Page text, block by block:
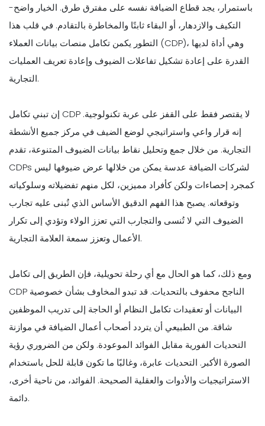
باستمرار، يجد قطاع الضيافة نفسه على مفترق طرق. الخيار واضح-
التكيف والازدهار، أو البقاء ثابتًا والمخاطرة بالتقادم. في قلب هذا
التطور يكمن تكامل منصات بيانات العملاء (CDP)، وهي أداة لديها
القدرة على إعادة تشكيل تفاعلات الضيوف وإعادة تعريف العمليات
التجارية.
إن تبني تكامل CDP لا يقتصر فقط على القفز على عربة تكنولوجية.
إنه قرار واعي واستراتيجي لوضع الضيف في مركز جميع الأنشطة
التجارية. من خلال جمع وتحليل نقاط بيانات الضيوف المتنوعة، تقدم
CDPs لشركات الضيافة عدسة يمكن من خلالها عرض ضيوفها ليس
كمجرد إحصاءات ولكن كأفراد مميزين، لكل منهم تفضيلاته وسلوكياته
وتوقعاته. يصبح هذا الفهم الدقيق الأساس الذي تُبنى عليه تجارب
الضيوف التي لا تُنسى والتجارب التي تعزز الولاء وتؤدي إلى تكرار
الأعمال وتعزز سمعة العلامة التجارية.
ومع ذلك، كما هو الحال مع أي رحلة تحويلية، فإن الطريق إلى تكامل
CDP الناجح محفوف بالتحديات. قد تبدو المخاوف بشأن خصوصية
البيانات أو تعقيدات تكامل النظام أو الحاجة إلى تدريب الموظفين
شاقة. من الطبيعي أن يتردد أصحاب أعمال الضيافة في موازنة
التحديات الفورية مقابل الفوائد الموعودة. ولكن من الضروري رؤية
الصورة الأكبر. التحديات عابرة، وغالبًا ما تكون قابلة للحل باستخدام
الاستراتيجيات والأدوات والعقلية الصحيحة. الفوائد، من ناحية أخرى،
دائمة.